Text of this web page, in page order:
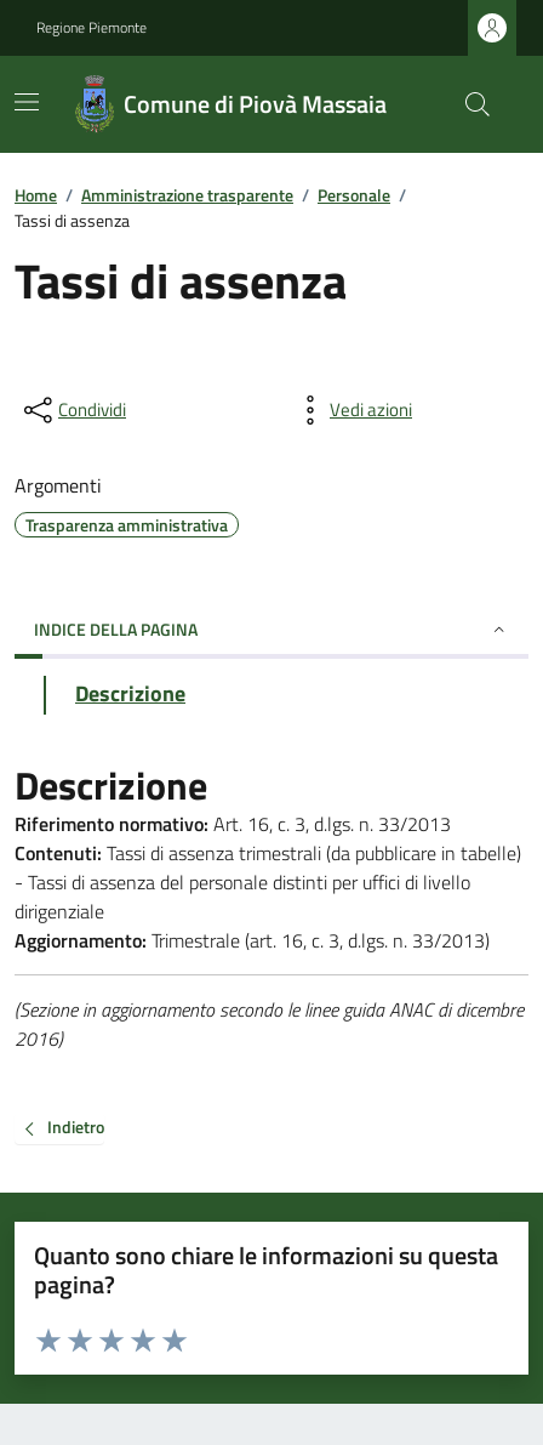
Regione Piemonte
Comune di Piovà Massaia
Home / Amministrazione trasparente / Personale /
Tassi di assenza
Tassi di assenza
Condividi Vedi azioni
Argomenti
Trasparenza amministrativa
INDICE DELLA PAGINA
Descrizione
Descrizione
Riferimento normativo: Art. 16, c. 3, d.lgs. n. 33/2013
Contenuti: Tassi di assenza trimestrali (da pubblicare in tabelle)
- Tassi di assenza del personale distinti per uffici di livello
dirigenziale
Aggiornamento: Trimestrale (art. 16, c. 3, d.lgs. n. 33/2013)
(Sezione in aggiornamento secondo le linee guida ANAC di dicembre
2016)
Indietro
Quanto sono chiare le informazioni su questa
pagina?
Valuta da 1 a 5 stelle la pagina
Valuta 5 stelle su 5
Valuta 4 stelle su 5
Valuta 3 stelle su 5
Valuta 2 stelle su 5
Valuta 1 stelle su 5